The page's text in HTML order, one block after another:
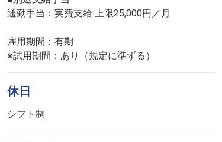
通勤手当：実費支給 上限25,000円／月
雇用期間：有期
※試用期間：あり（規定に準ずる）
休日
シフト制